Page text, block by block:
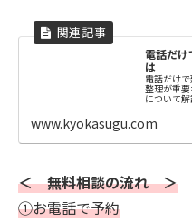
電話だけ
は
電話だけ
整理が重
について
www.kyokasugu.com
＜ 無料相談の流れ ＞
①お電話で予約